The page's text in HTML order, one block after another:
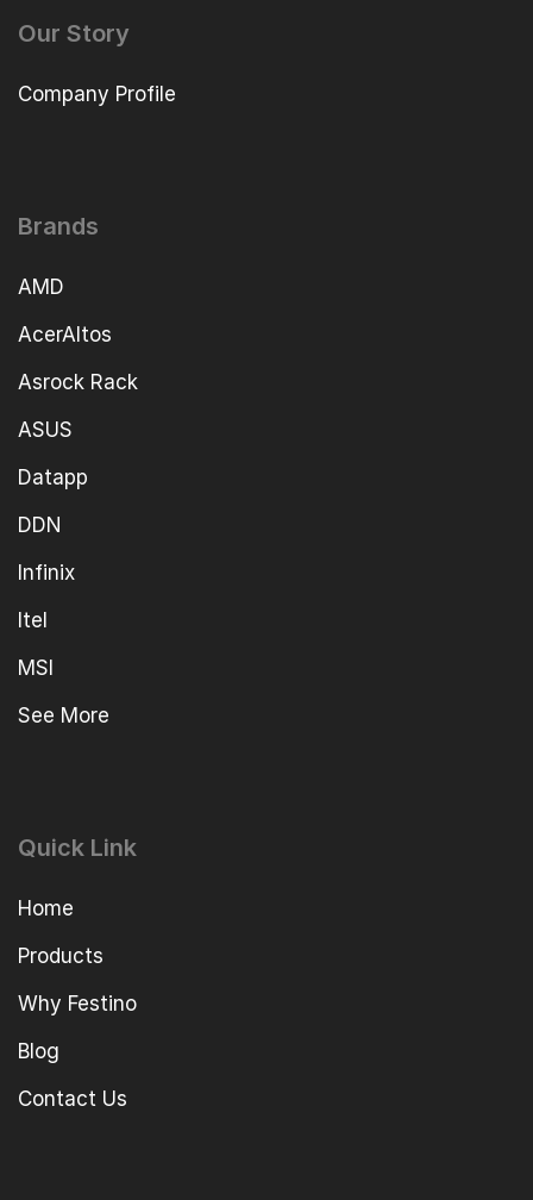
Our Story
Company Profile
Brands
AMD
AcerAltos
Asrock Rack
ASUS
Datapp
DDN
Infinix
Itel
MSI
See More
Quick Link
Home
Products
Why Festino
Blog
Contact Us